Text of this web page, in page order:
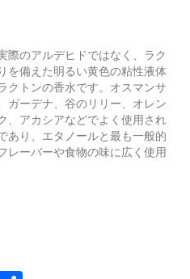
際のアルデヒドではなく、ラク
を備えた明るい黄色の粘性液体
クトンの香水です。オスマンサ
ガーデナ、谷のリリー、オレン
、アカシアなどでよく使用され
あり、エタノールと最も一般的
レーバーや食物の味に広く使用